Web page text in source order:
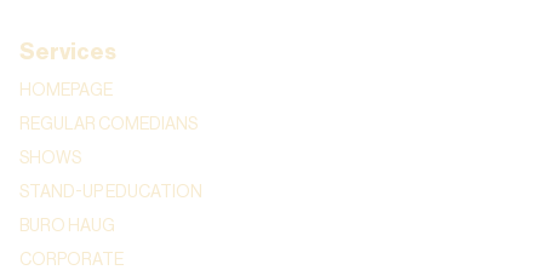
Services
HOMEPAGE
REGULAR COMEDIANS
SHOWS
STAND-UP EDUCATION
BURO HAUG
CORPORATE